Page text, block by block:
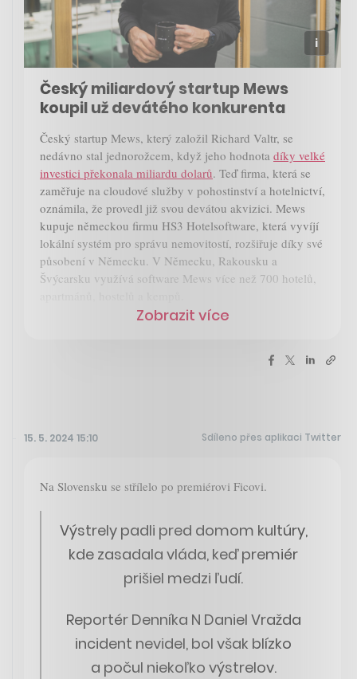
Český miliardový startup Mews
koupil už devátého konkurenta
Český startup Mews, který založil Richard Valtr, se
nedávno stal jednorožcem, když jeho hodnota díky velké
investici překonala miliardu dolarů. Teď firma, která se
zaměřuje na cloudové služby v pohostinství a hotelnictví,
oznámila, že provedl již svou devátou akvizici. Mews
kupuje německou firmu HS3 Hotelsoftware, která vyvíjí
lokální systém pro správu nemovitostí, rozšiřuje díky své
působení v Německu. V Německu, Rakousku a
Švýcarsku využívá software Mews více než 700 hotelů,
Zobrazit více
15. 5. 2024 15:10 Sdíleno přes aplikaci Twitter
Na Slovensku se střílelo po premiérovi Ficovi.
Výstrely padli pred domom kultúry,
kde zasadala vláda, keď premiér
prišiel medzi ľudí.
Reportér Denníka N Daniel Vražda
incident nevidel, bol však blízko
a počul niekoľko výstrelov.